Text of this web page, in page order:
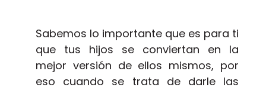
Sabemos lo importante que es para ti
que tus hijos se conviertan en la
mejor versión de ellos mismos, por
eso cuando se trata de darle las